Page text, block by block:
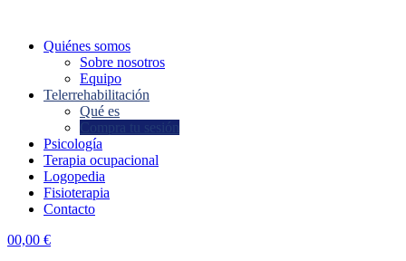
Quiénes somos
Sobre nosotros
Equipo
Telerrehabilitación
Qué es
Compra tu sesión
Psicología
Terapia ocupacional
Logopedia
Fisioterapia
Contacto
account
00,00 €